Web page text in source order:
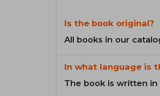
Is the book original?
All books in our
In what language is
The book is written in